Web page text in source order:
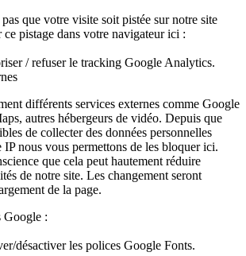
que votre visite soit pistée sur notre site
pistage dans votre navigateur ici :
/ refuser le tracking Google Analytics.
différents services externes comme Google
autres hébergeurs de vidéo. Depuis que
de collecter des données personnelles
IP nous vous permettons de les bloquer ici.
que cela peut hautement réduire
de notre site. Les changement seront
de la page.
Google :
désactiver les polices Google Fonts.